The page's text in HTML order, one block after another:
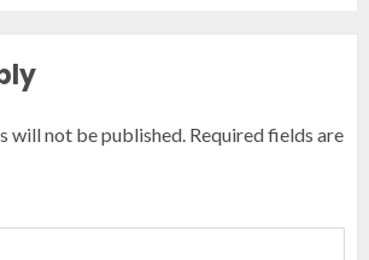
will not be published. Required fields are